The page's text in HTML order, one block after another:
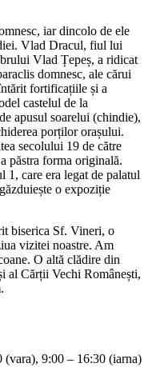
iar dincolo de ele
Vlad Dracul, fiul lui
Vlad Țepeș, a ridicat
domnesc, ale cărui
fortificațiile și a
castelul de la
apusul soarelui (chindie),
porților orașului.
secolului 19 de către
păstra forma originală.
1, care era legat de palatul
o expoziție
biserica Sf. Vineri, o
vizitei noastre. Am
O altă clădire din
al Cărții Vechi Românești,
9:00 – 16:30 (iarna)